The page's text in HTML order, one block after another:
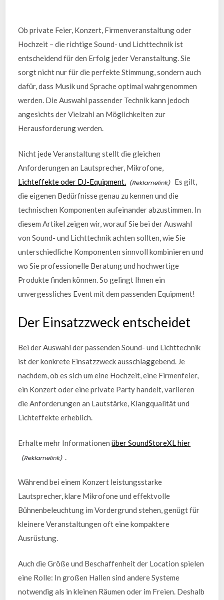
Ob private Feier, Konzert, Firmenveranstaltung oder
Hochzeit – die richtige Sound- und Lichttechnik ist
entscheidend für den Erfolg jeder Veranstaltung. Sie
sorgt nicht nur für die perfekte Stimmung, sondern auch
dafür, dass Musik und Sprache optimal wahrgenommen
werden. Die Auswahl passender Technik kann jedoch
angesichts der Vielzahl an Möglichkeiten zur
Herausforderung werden.
Nicht jede Veranstaltung stellt die gleichen
Anforderungen an Lautsprecher, Mikrofone,
Lichteffekte oder DJ-Equipment.
Es gilt,
die eigenen Bedürfnisse genau zu kennen und die
technischen Komponenten aufeinander abzustimmen. In
diesem Artikel zeigen wir, worauf Sie bei der Auswahl
von Sound- und Lichttechnik achten sollten, wie Sie
unterschiedliche Komponenten sinnvoll kombinieren und
wo Sie professionelle Beratung und hochwertige
Produkte finden können. So gelingt Ihnen ein
unvergessliches Event mit dem passenden Equipment!
Der Einsatzzweck entscheidet
Bei der Auswahl der passenden Sound- und Lichttechnik
ist der konkrete Einsatzzweck ausschlaggebend. Je
nachdem, ob es sich um eine Hochzeit, eine Firmenfeier,
ein Konzert oder eine private Party handelt, variieren
die Anforderungen an Lautstärke, Klangqualität und
Lichteffekte erheblich.
Erhalte mehr Informationenüber SoundStoreXL hier
Während bei einem Konzert leistungsstarke
Lautsprecher, klare Mikrofone und effektvolle
Bühnenbeleuchtung im Vordergrund stehen, genügt für
kleinere Veranstaltungen oft eine kompaktere
Ausrüstung.
Auch die Größe und Beschaffenheit der Location spielen
eine Rolle: In großen Hallen sind andere Systeme
notwendig als in kleinen Räumen oder im Freien. Deshalb